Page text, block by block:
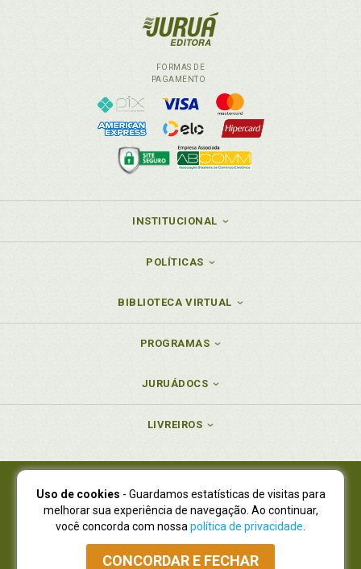
FORMAS DE
PAGAMENTO
INSTITUCIONAL
POLÍTICAS
BIBLIOTECA VIRTUAL
PROGRAMAS
JURUÁDOCS
LIVREIROS
Juruá Editora Ltda., CNPJ 77.535.508/0001-19
Juruá Informática Ltda., CNPJ 01.701.561/0001-80
NOVO ENDEREÇO:R. Flávio Dallegrave, 7665, São Lourenço |
Curitiba - Paraná - CEP 82210-310
Atendimento: (41) 4009-3900|Vendas Atacado: (41) 4009-3939
Uso de cookies - Guardamos estatísticas de visitas para
melhorar sua experiência de navegação. Ao continuar,
você concorda com nossa política de privacidade
CONCORDAR E FECHAR